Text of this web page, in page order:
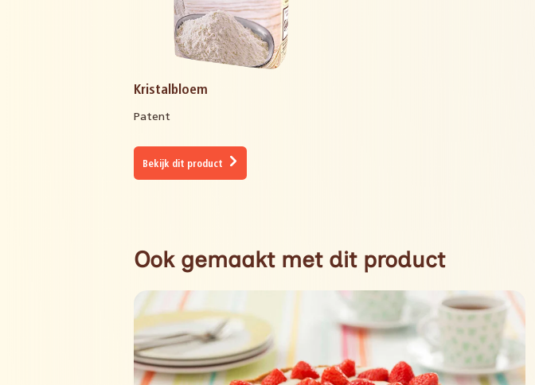
Kristalbloem
Patent
Bekijk dit product
Ook gemaakt met dit product